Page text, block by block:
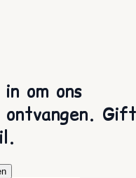
om ons
ontvangen. Gift